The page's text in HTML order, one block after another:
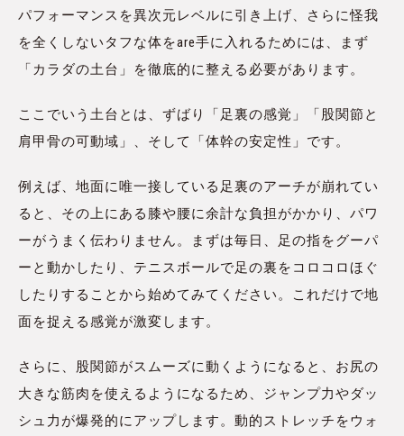
パフォーマンスを異次元レベルに引き上げ、さらに怪我
を全くしないタフな体をare手に入れるためには、まず
「カラダの土台」を徹底的に整える必要があります。
ここでいう土台とは、ずばり「足裏の感覚」「股関節と
肩甲骨の可動域」、そして「体幹の安定性」です。
例えば、地面に唯一接している足裏のアーチが崩れてい
ると、その上にある膝や腰に余計な負担がかかり、パワ
ーがうまく伝わりません。まずは毎日、足の指をグーパ
ーと動かしたり、テニスボールで足の裏をコロコロほぐ
したりすることから始めてみてください。これだけで地
面を捉える感覚が激変します。
さらに、股関節がスムーズに動くようになると、お尻の
大きな筋肉を使えるようになるため、ジャンプ力やダッ
シュ力が爆発的にアップします。動的ストレッチをウォ